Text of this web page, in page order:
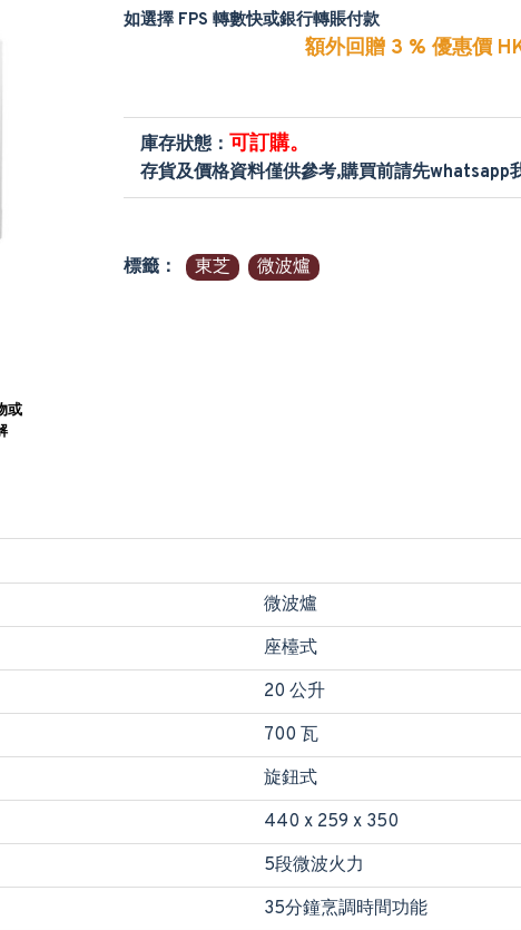
或
如選擇 FPS 轉數快或銀行轉賬付款
額外回贈 3 % 優惠價
庫存狀態： 可訂購。
存貨及價格資料僅供參考,購買前請先whatsapp
標籤： 東芝 微波爐
微波爐
座檯式
20 公升
700 瓦
旋鈕式
440 x 259 x 350
5段微波火力
35分鐘烹調時間功能